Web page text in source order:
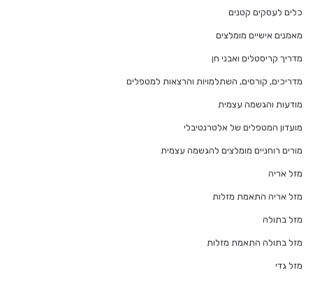
כלים לעסקים קטנים
מאמנים אישיים מומלצים
מדריך קריסטלים ואבני חן
מדריכים, קורסים, השתלמויות והרצאות למטפלים
מודעות והגשמה עצמית
מועדון המטפלים של אלטרנטיבלי
מורים רוחניים מומלצים להגשמה עצמית
מזל אריה
מזל אריה התאמת מזלות
מזל בתולה
מזל בתולה התאמת מזלות
מזל גדי